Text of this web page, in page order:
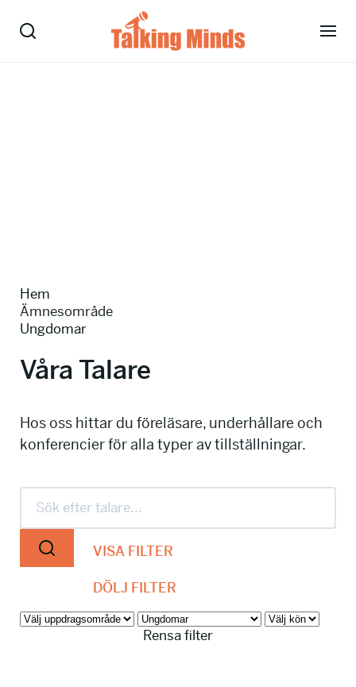
Kontakt
08-38 15 15
info@talkingminds.se
Hem
Ämnesområde
Ungdomar
Våra Talare
Hos oss hittar du föreläsare, underhållare och
konferencier för alla typer av tillställningar.
VISA FILTER
DÖLJ FILTER
Rensa filter